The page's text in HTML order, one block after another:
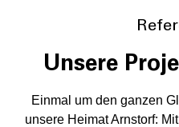
Unsere
Einmal um den ganzen
unsere Heimat Arnstorf: